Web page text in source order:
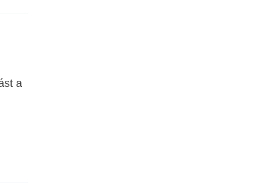
a